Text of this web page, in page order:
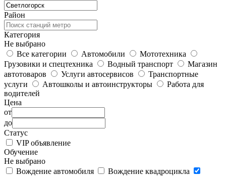
Район
Категория
Не выбрано
Все категории
Автомобили
Мототехника
Грузовики и спецтехника
Водный транспорт
Магазин
автотоваров
Услуги автосервисов
Транспортные
услуги
Автошколы и автоинструкторы
Работа для
водителей
Цена
от
до
Статус
VIP объявление
Обучение
Не выбрано
Вождение автомобиля
Вождение квадроцикла